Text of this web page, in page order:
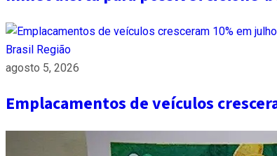
Brasil Região
agosto 5, 2026
Emplacamentos de veículos